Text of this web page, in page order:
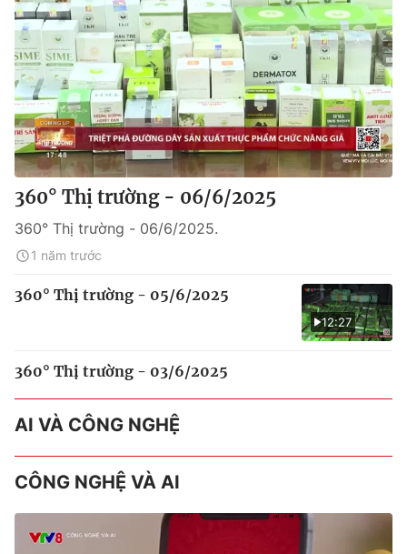
360° Thị trường - 06/6/2025
360° Thị trường - 06/6/2025.
1 năm trước
12:27
360° Thị trường - 05/6/2025
360° Thị trường - 03/6/2025
AI VÀ CÔNG NGHỆ
CÔNG NGHỆ VÀ AI